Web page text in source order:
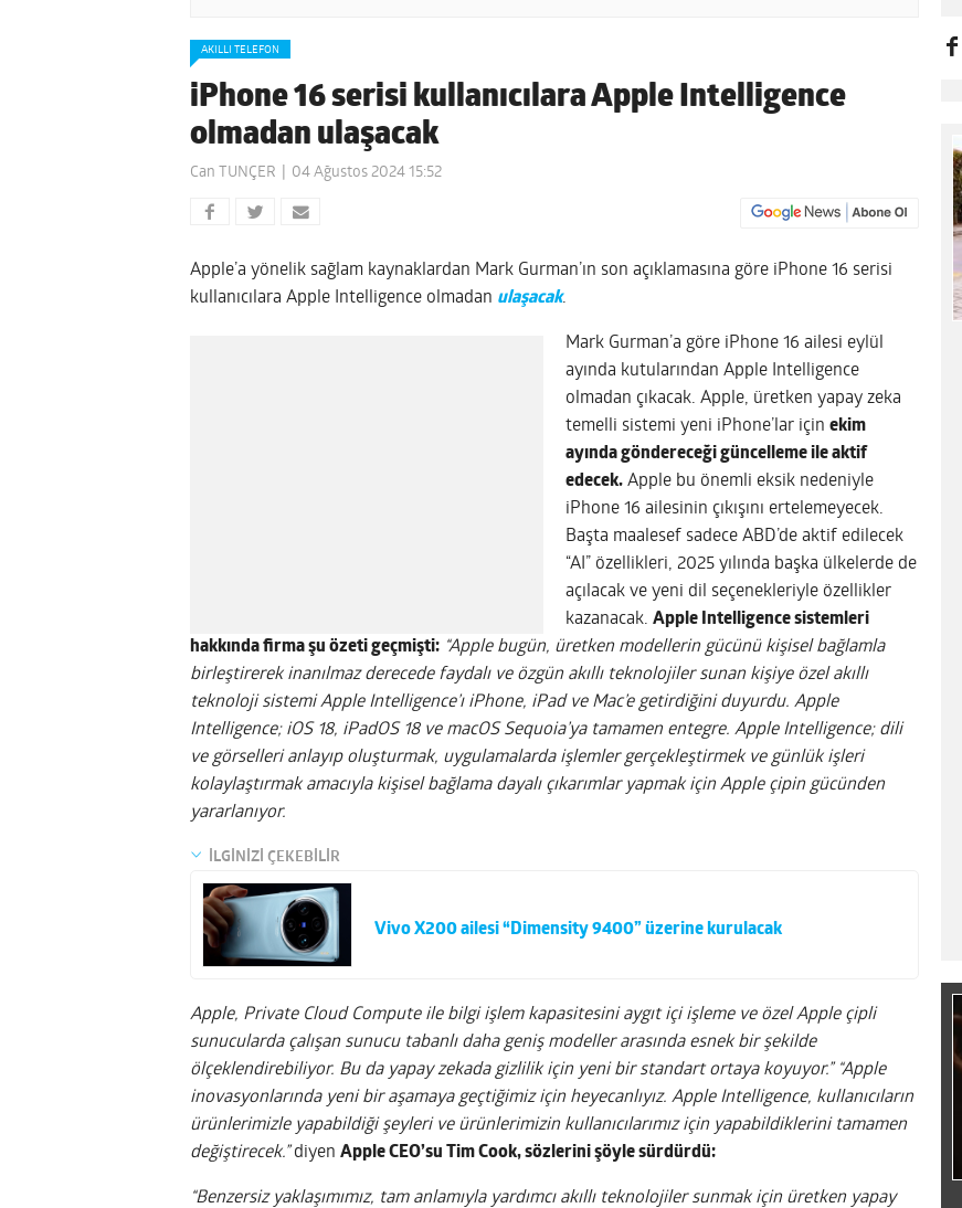
AKILLI TELEFON
iPhone 16 serisi kullanıcılara Apple Intelligence
olmadan ulaşacak
Can TUNÇER 04 Ağustos 2024 15:52
Apple’a yönelik sağlam kaynaklardan Mark Gurman’ın son açıklamasına göre iPhone 16 serisi
kullanıcılara Apple Intelligence olmadan ulaşacak.
Mark Gurman’a göre iPhone 16 ailesi eylül
ayında kutularından Apple Intelligence
olmadan çıkacak. Apple, üretken yapay zeka
temelli sistemi yeni iPhone’lar için ekim
ayında göndereceği güncelleme ile aktif
edecek. Apple bu önemli eksik nedeniyle
iPhone 16 ailesinin çıkışını ertelemeyecek.
Başta maalesef sadece ABD’de aktif edilecek
“AI” özellikleri, 2025 yılında başka ülkelerde de
açılacak ve yeni dil seçenekleriyle özellikler
kazanacak. Apple Intelligence sistemleri
hakkında firma şu özeti geçmişti: “Apple bugün, üretken modellerin gücünü kişisel bağlamla
birleştirerek inanılmaz derecede faydalı ve özgün akıllı teknolojiler sunan kişiye özel akıllı
teknoloji sistemi Apple Intelligence’ı iPhone, iPad ve Mac’e getirdiğini duyurdu. Apple
Intelligence; iOS 18, iPadOS 18 ve macOS Sequoia’ya tamamen entegre. Apple Intelligence; dili
ve görselleri anlayıp oluşturmak, uygulamalarda işlemler gerçekleştirmek ve günlük işleri
kolaylaştırmak amacıyla kişisel bağlama dayalı çıkarımlar yapmak için Apple çipin gücünden
yararlanıyor.
İLGİNİZİ ÇEKEBİLİR
Vivo X200 ailesi “Dimensity 9400” üzerine kurulacak
Apple, Private Cloud Compute ile bilgi işlem kapasitesini aygıt içi işleme ve özel Apple çipli
sunucularda çalışan sunucu tabanlı daha geniş modeller arasında esnek bir şekilde
ölçeklendirebiliyor. Bu da yapay zekada gizlilik için yeni bir standart ortaya koyuyor.” “Apple
inovasyonlarında yeni bir aşamaya geçtiğimiz için heyecanlıyız. Apple Intelligence, kullanıcıların
ürünlerimizle yapabildiği şeyleri ve ürünlerimizin kullanıcılarımız için yapabildiklerini tamamen
değiştirecek.”diyen Apple CEO’su Tim Cook, sözlerini şöyle sürdürdü:
“Benzersiz yaklaşımımız, tam anlamıyla yardımcı akıllı teknolojiler sunmak için üretken yapay